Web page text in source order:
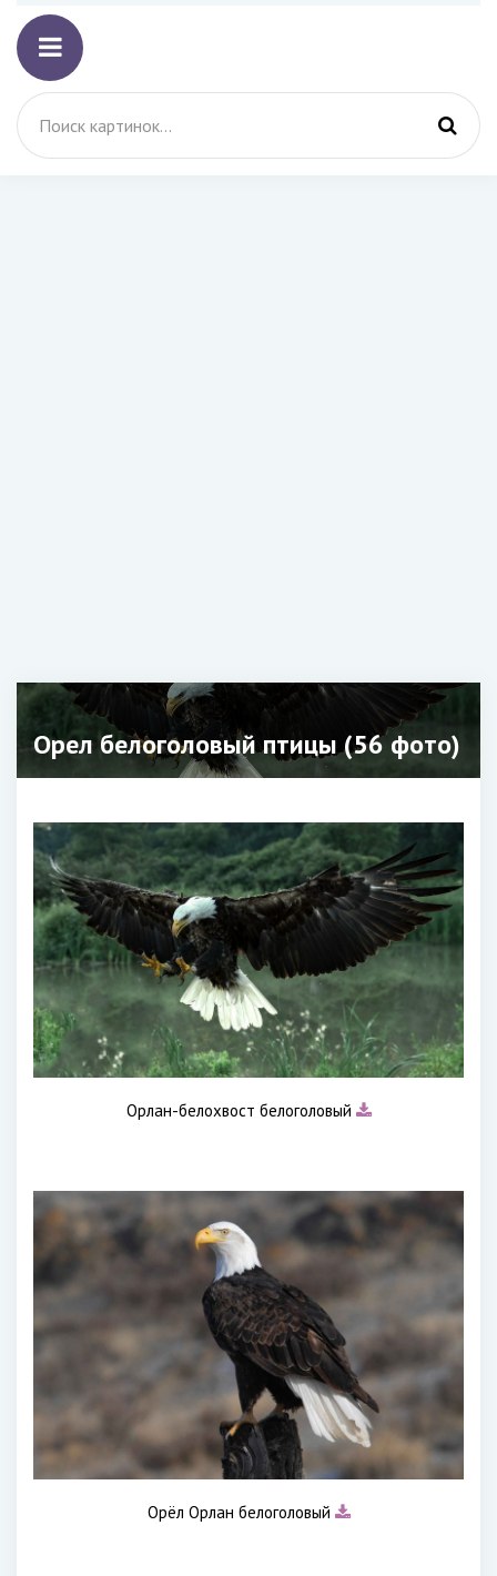
Орел белоголовый птицы (56 фото)
Орлан-белохвост белоголовый
Орёл Орлан белоголовый